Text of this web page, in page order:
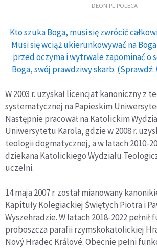
DEON.PL POLECA
Kto szuka Boga, musi się zwrócić
Musi się wciąż ukierunkowywać na
przed oczyma i wytrwale zapominać o
Boga, swój prawdziwy skarb. (Sprawdź:
W 2003 r. uzyskał licencjat kanoniczny z
systematycznej na Papieskim
Następnie pracował na Katolickim
Uniwersytetu Karola, gdzie w 2008 r.
teologii dogmatycznej, a w latach 2010-
dziekana Katolickiego Wydziału
uczelni.
14 maja 2007 r. został mianowany
Kapituły Kolegiackiej Świętych Piotra i
Wyszehradzie. W latach 2018-2022 pełnił
proboszcza parafii rzymskokatolickiej
Nový Hradec Králové. Obecnie pełni